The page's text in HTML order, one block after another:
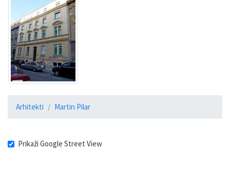
Arhitekti Martin Pilar
Prikaži Google Street View